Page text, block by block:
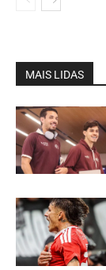
MAIS LIDAS